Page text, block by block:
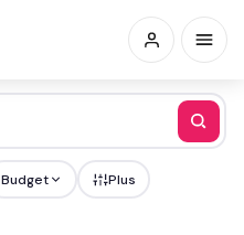
Budget Plus